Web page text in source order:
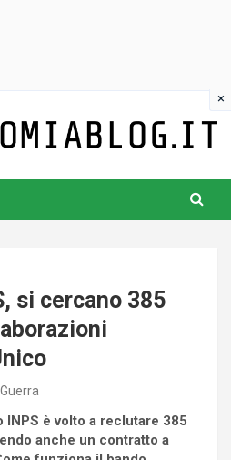
si cercano 385
INPS è volto a reclutare 385
anche un contratto a